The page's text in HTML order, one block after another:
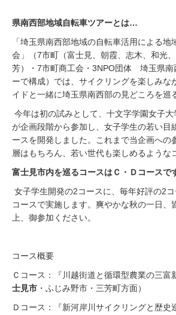
県南西部地域自転車ツアーとは…
「埼玉県南西部地域の自転車活用による地
会」（7市町（富士見、朝霞、志木、和光
芳）・7市町商工会・3NPO団体 埼玉県南
ーで構成）では、サイクリングを楽しみな
イドと一緒に埼玉県南西部の見どころを巡
今年は初の試みとして、十文字学園女子
が企画段階から参加し、女子学生の若い目
ースを開発しました。これまで当企画への
層はもちろん、若い世代も楽しめるような
富士見市内を巡るコースはＣ・Ｄコースで
女子学生開発の2コースに、毎年好評の2
コースで実施します。爽やかな秋の一日、
上、御参加ください。
コース概要
Ｃコース：『川越街道と循環型農業の三富
士見市 ・ふじみ野市・三芳町方面）
Ｄコース：『新河岸川サイクリングと歴史